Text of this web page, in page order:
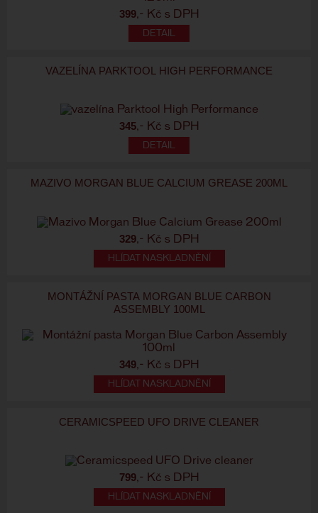
399,- Kč s DPH
VAZELÍNA PARKTOOL HIGH PERFORMANCE
345,- Kč s DPH
MAZIVO MORGAN BLUE CALCIUM GREASE 200ML
329,- Kč s DPH
HLÍDAT NASKLADNĚNÍ
MONTÁŽNÍ PASTA MORGAN BLUE CARBON
ASSEMBLY 100ML
349,- Kč s DPH
HLÍDAT NASKLADNĚNÍ
CERAMICSPEED UFO DRIVE CLEANER
799,- Kč s DPH
HLÍDAT NASKLADNĚNÍ